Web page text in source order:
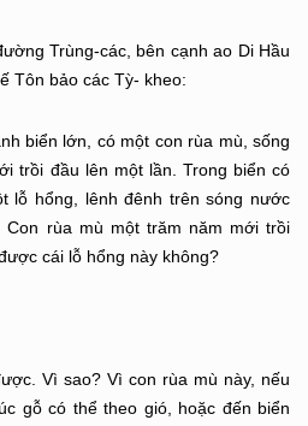
Trùng-các, bên cạnh ao Di Hầu
Tôn bảo các Tỳ- kheo:
biển lớn, có một con rùa mù, sống
trồi đầu lên một lần. Trong biển có
lỗ hổng, lênh đênh trên sóng nước
rùa mù một trăm năm mới trồi
cái lỗ hổng này không?
Vì sao? Vì con rùa mù này, nếu
gỗ có thể theo gió, hoặc đến biển